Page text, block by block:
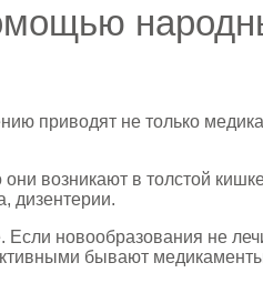
приводят не только
возникают в толстой
дизентерии.
новообразования не
бывают